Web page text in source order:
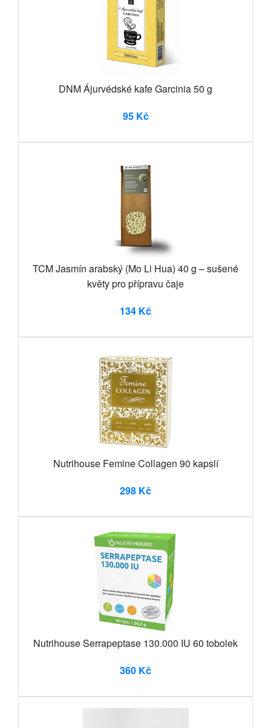
DNM Ájurvédské kafe Garcinia 50 g
95 Kč
TCM Jasmín arabský (Mo Li Hua) 40 g – sušené
květy pro přípravu čaje
134 Kč
Nutrihouse Femine Collagen 90 kapslí
298 Kč
Nutrihouse Serrapeptase 130.000 IU 60 tobolek
360 Kč